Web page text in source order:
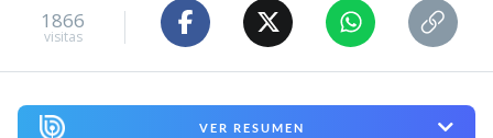
1866
visitas
VER RESUMEN